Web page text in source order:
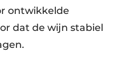
ontwikkelde
dat de wijn stabiel